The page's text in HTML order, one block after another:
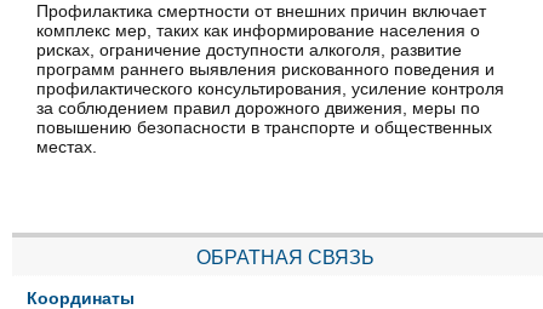
Профилактика смертности от внешних причин включает
комплекс мер, таких как информирование населения о
рисках, ограничение доступности алкоголя, развитие
программ раннего выявления рискованного поведения и
профилактического консультирования, усиление контроля
за соблюдением правил дорожного движения, меры по
повышению безопасности в транспорте и общественных
местах.
ОБРАТНАЯ СВЯЗЬ
Координаты